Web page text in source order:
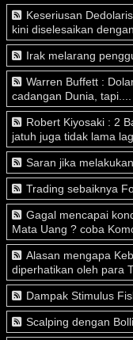
Keseriusan
kini diselesaikan
Irak melarang
Warren Buffett :
cadangan Dunia, tapi....
Robert Kiyosaki : 2
jatuh juga tidak lama
Saran jika
Trading sebaiknya
Gagal mencapai
Mata Uang ? coba
Alasan mengapa
diperhatikan oleh para
Dampak Stimulus
Scalping dengan